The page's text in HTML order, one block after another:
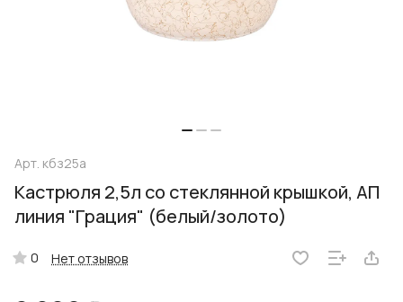
Арт. кбз25а
Кастрюля 2,5л со стеклянной крышкой, АП
линия "Грация" (белый/золото)
0 Нет отзывов